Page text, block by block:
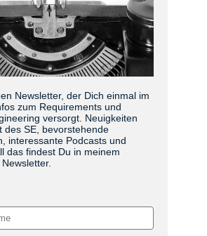
Newsletter, der Dich einmal im
zum Requirements und
versorgt. Neuigkeiten
des SE, bevorstehende
interessante Podcasts und
das findest Du in meinem